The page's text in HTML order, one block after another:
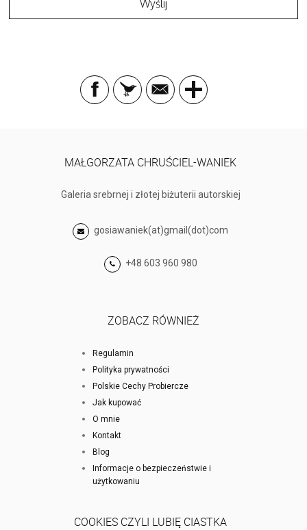
MAŁGORZATA CHRUŚCIEL-WANIEK
Galeria srebrnej i złotej biżuterii autorskiej
gosiawaniek(at)gmail(dot)com
+48 603 960 980
ZOBACZ RÓWNIEŻ
Regulamin
Polityka prywatności
Polskie Cechy Probiercze
Jak kupować
O mnie
Kontakt
Blog
Informacje o bezpieczeństwie i
użytkowaniu
COOKIES CZYLI LUBIĘ CIASTKA